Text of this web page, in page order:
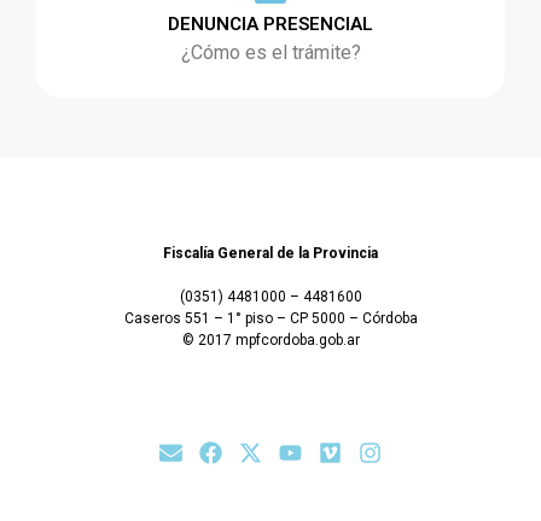
DENUNCIA PRESENCIAL
¿Cómo es el trámite?
Fiscalía General de la Provincia
(0351) 4481000 – 4481600
Caseros 551 – 1° piso – CP 5000 – Córdoba
© 2017 mpfcordoba.gob.ar